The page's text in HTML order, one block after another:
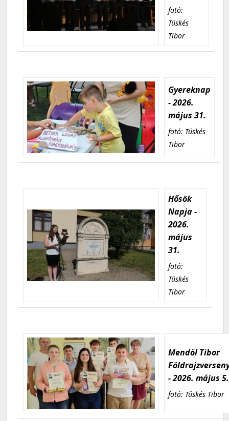
fotó:
Tüskés
Tibor
Gyereknap
- 2026.
május 31.
fotó: Tüskés
Tibor
Hősök
Napja -
2026.
május
31.
fotó:
Tüskés
Tibor
Mendöl Tibor
- 2026. május 5.
fotó: Tüskés Tibor